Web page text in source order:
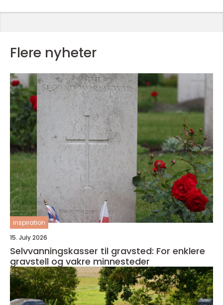
Flere nyheter
inspiration
15. July 2026
Selvvanningskasser til gravsted: For enklere
gravstell og vakre minnesteder